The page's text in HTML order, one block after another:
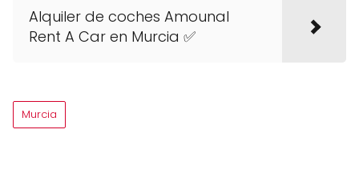
Alquiler de coches Amounal
Rent A Car en Murcia ✅
Murcia